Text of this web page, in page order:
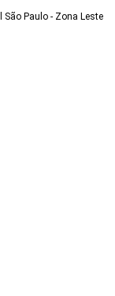
São Paulo - Zona Leste